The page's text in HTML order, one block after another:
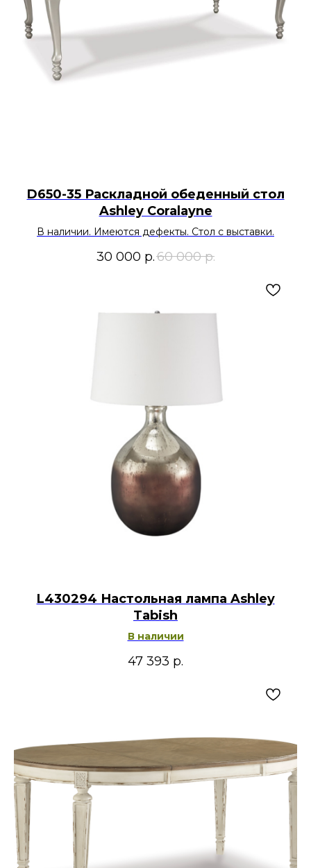
D650-35 Раскладной обеденный стол
Ashley Coralayne
В наличии. Имеются дефекты. Стол с выставки.
30 000 р.60 000 р.
L430294 Настольная лампа Ashley
Tabish
В наличии
47 393 р.